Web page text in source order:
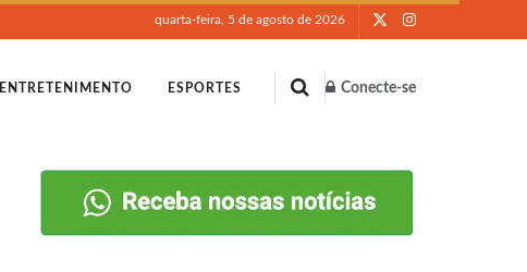
quarta-feira, 5 de agosto de 2026
ENTRETENIMENTO ESPORTES Conecte-se